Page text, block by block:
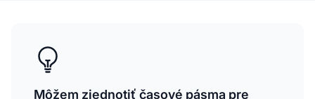
Môžem zjednotiť časové pásma pre